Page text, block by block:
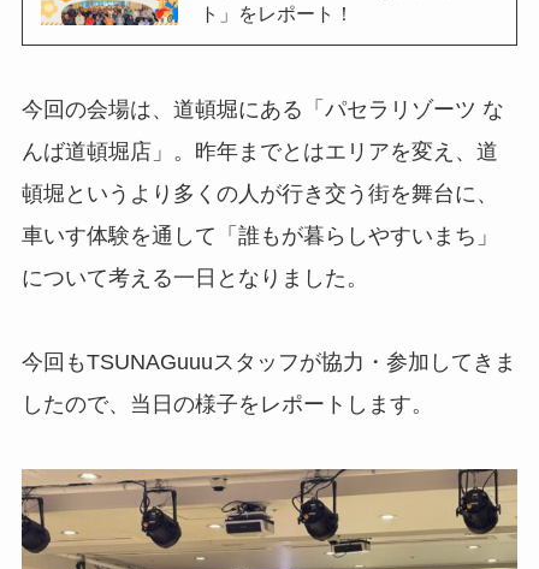
ト」をレポート！
今回の会場は、道頓堀にある「パセラリゾーツ な
んば道頓堀店」。昨年までとはエリアを変え、道
頓堀というより多くの人が行き交う街を舞台に、
車いす体験を通して「誰もが暮らしやすいまち」
について考える一日となりました。
今回もTSUNAGuuuスタッフが協力・参加してきま
したので、当日の様子をレポートします。